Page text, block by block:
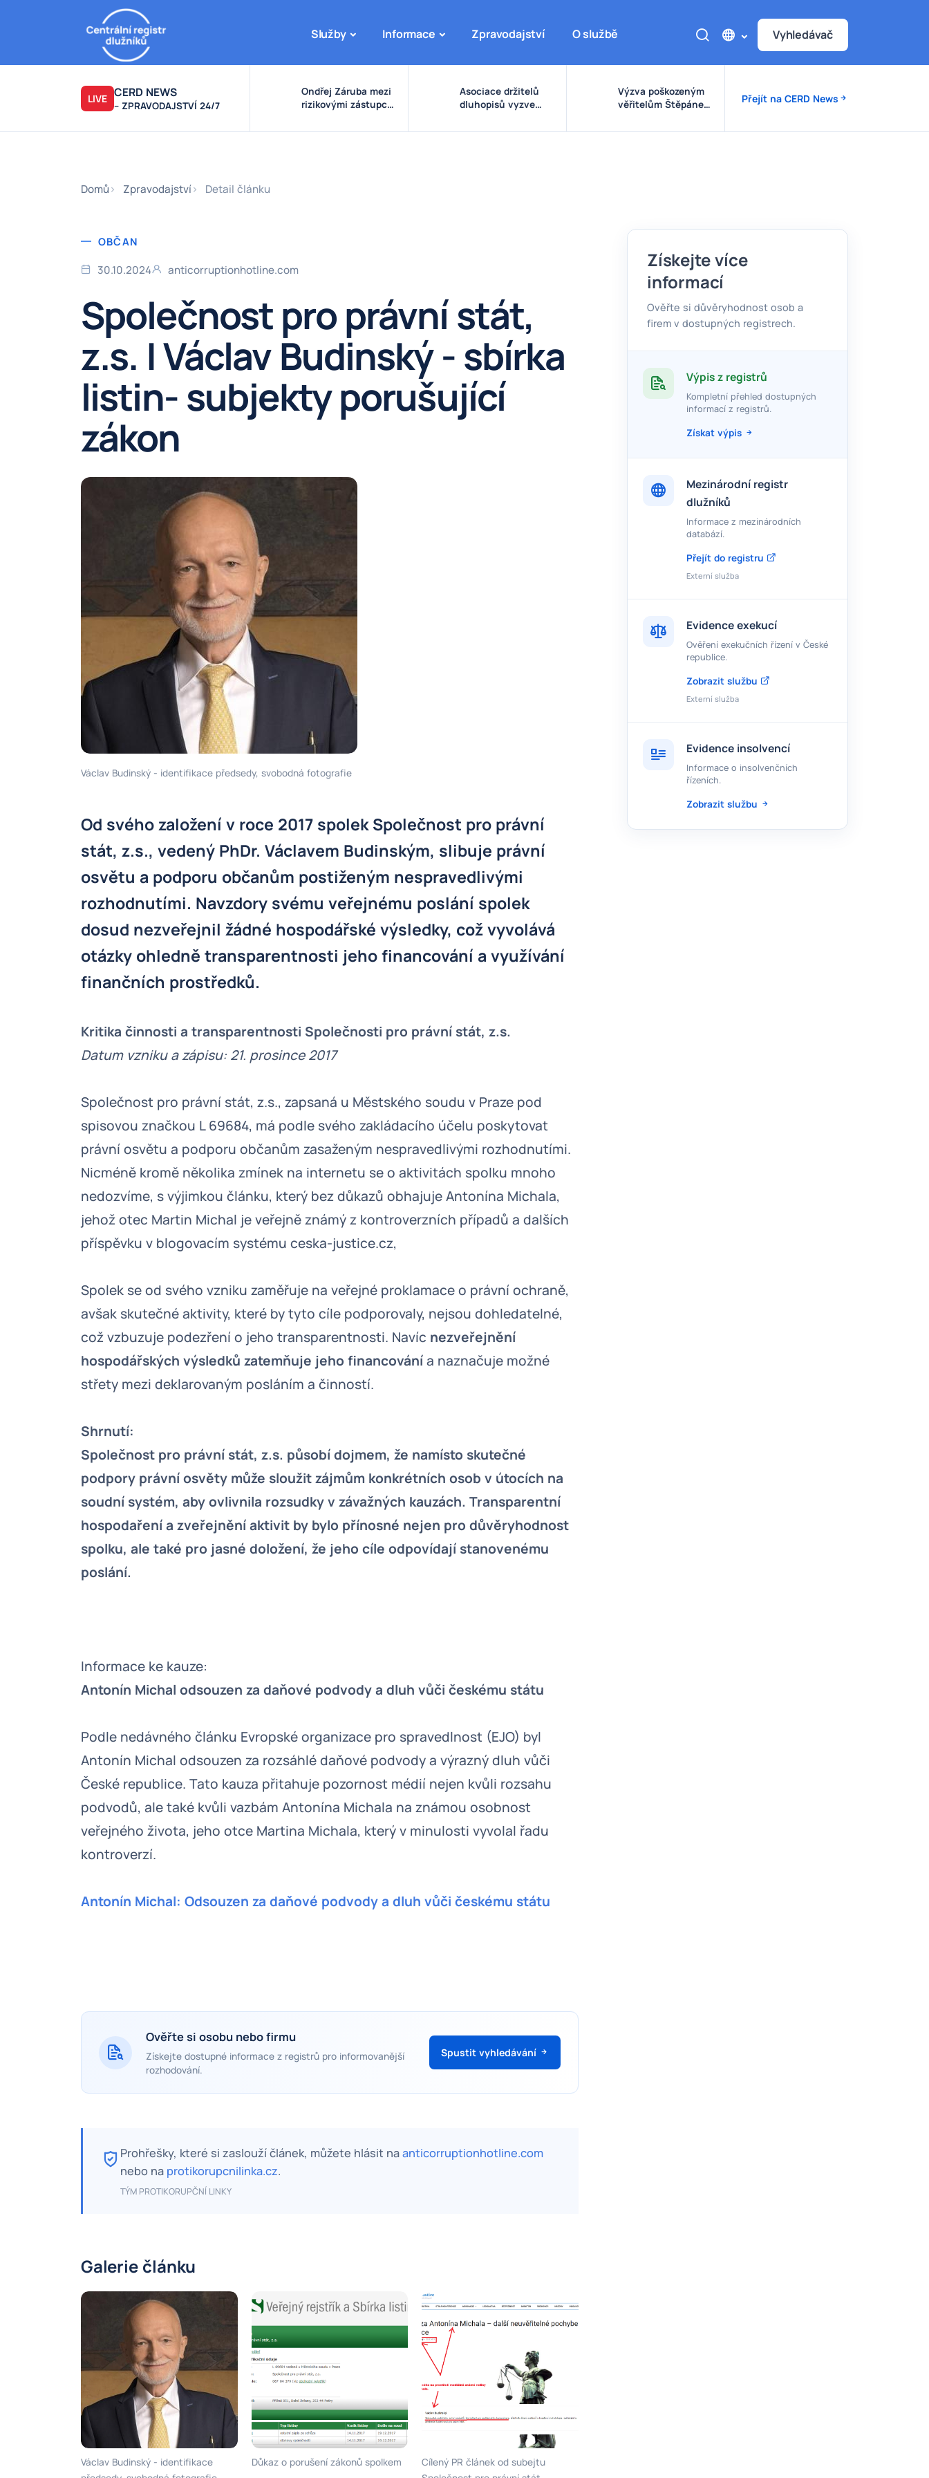
Služby Informace Zpravodajství O službě Vyhledávač
LIVE CERD NEWS
– ZPRAVODAJSTVÍ 24/7
Ondřej Záruba mezi
rizikovými zástupci:
kolem eDO, fondu
Asociace držitelů
dluhopisů vyzve
pravidel pro emise a
Výzva poškozeným
věřitelům Štěpánek
Přejít na CERD News
Domů Zpravodajství Detail článku
OBČAN
30.10.2024 anticorruptionhotline.com
Společnost pro právní stát,
z.s. | Václav Budinský - sbírka
listin- subjekty porušující
zákon
Václav Budinský - identifikace předsedy, svobodná fotografie
Od svého založení v roce 2017 spolek Společnost pro právní
stát, z.s., vedený PhDr. Václavem Budinským, slibuje právní
osvětu a podporu občanům postiženým nespravedlivými
rozhodnutími. Navzdory svému veřejnému poslání spolek
dosud nezveřejnil žádné hospodářské výsledky, což vyvolává
otázky ohledně transparentnosti jeho financování a využívání
finančních prostředků.
Kritika činnosti a transparentnosti Společnosti pro právní stát, z.s.
Datum vzniku a zápisu: 21. prosince 2017
Společnost pro právní stát, z.s., zapsaná u Městského soudu v Praze pod
spisovou značkou L 69684, má podle svého zakládacího účelu poskytovat
právní osvětu a podporu občanům zasaženým nespravedlivými rozhodnutími.
Nicméně kromě několika zmínek na internetu se o aktivitách spolku mnoho
nedozvíme, s výjimkou článku, který bez důkazů obhajuje Antonína Michala,
jehož otec Martin Michal je veřejně známý z kontroverzních případů a dalších
příspěvku v blogovacím systému ceska-justice.cz,
Spolek se od svého vzniku zaměřuje na veřejné proklamace o právní ochraně,
avšak skutečné aktivity, které by tyto cíle podporovaly, nejsou dohledatelné,
což vzbuzuje podezření o jeho transparentnosti. Navíc nezveřejnění
hospodářských výsledků zatemňuje jeho financovánía naznačuje možné
střety mezi deklarovaným posláním a činností.
Shrnutí:
Společnost pro právní stát, z.s. působí dojmem, že namísto skutečné
podpory právní osvěty může sloužit zájmům konkrétních osob v útocích na
soudní systém, aby ovlivnila rozsudky v závažných kauzách. Transparentní
hospodaření a zveřejnění aktivit by bylo přínosné nejen pro důvěryhodnost
spolku, ale také pro jasné doložení, že jeho cíle odpovídají stanovenému
poslání.
Informace ke kauze:
Antonín Michal odsouzen za daňové podvody a dluh vůči českému státu
Podle nedávného článku Evropské organizace pro spravedlnost (EJO) byl
Antonín Michal odsouzen za rozsáhlé daňové podvody a výrazný dluh vůči
České republice. Tato kauza přitahuje pozornost médií nejen kvůli rozsahu
podvodů, ale také kvůli vazbám Antonína Michala na známou osobnost
veřejného života, jeho otce Martina Michala, který v minulosti vyvolal řadu
kontroverzí.
Antonín Michal: Odsouzen za daňové podvody a dluh vůči českému státu
Ověřte si osobu nebo firmu
Získejte dostupné informace z registrů pro informovanější
rozhodování.
Spustit vyhledávání
Prohřešky, které si zaslouží článek, můžete hlásit naanticorruptionhotline.com
nebo na protikorupcnilinka.cz.
TÝM PROTIKORUPČNÍ LINKY
Galerie článku
Václav Budinský - identifikace
Důkaz o porušení zákonů spolkem
Cílený PR článek od subejtu
Získejte více
informací
Ověřte si důvěryhodnost osob a
firem v dostupných registrech.
Výpis z registrů
Kompletní přehled dostupných
informací z registrů.
Získat výpis
Mezinárodní registr
dlužníků
Informace z mezinárodních
databází.
Přejít do registru
Externí služba
Evidence exekucí
Ověření exekučních řízení v České
republice.
Zobrazit službu
Externí služba
Evidence insolvencí
Informace o insolvenčních
řízeních.
Zobrazit službu